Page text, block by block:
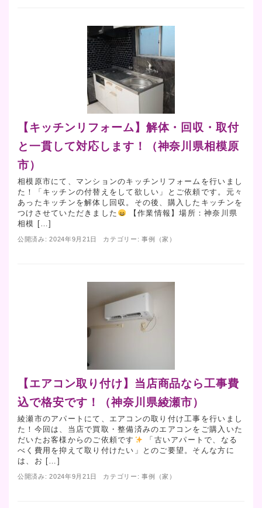
【キッチンリフォーム】解体・回収・取付
と一貫して対応します！（神奈川県相模原
市）
相模原市にて、マンションのキッチンリフォームを行いまし
た！「キッチンの付替えをして欲しい」とご依頼です。元々
あったキッチンを解体し回収。その後、購入したキッチンを
つけさせていただきました
【作業情報】場所：神奈川県
相模 […]
公開済み: 2024年9月21日 カテゴリー:事例（家）
【エアコン取り付け】当店商品なら工事費
込で格安です！（神奈川県綾瀬市）
綾瀬市のアパートにて、エアコンの取り付け工事を行いまし
た！今回は、当店で買取・整備済みのエアコンをご購入いた
だいたお客様からのご依頼です
「古いアパートで、なる
べく費用を抑えて取り付けたい」とのご要望。そんな方に
は、お […]
公開済み: 2024年9月21日 カテゴリー:事例（家）